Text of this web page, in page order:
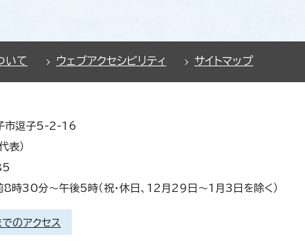
いて ウェブアクセシビリティ サイトマップ
逗子5-2-16
表）
8時30分～午後5時（祝・休日、12月29日～1月3日を除く）
のアクセス